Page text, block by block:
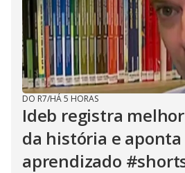
DO R7/HÁ 5 HORAS
Ideb registra
da história e
aprendizado